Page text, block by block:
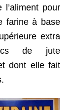
l’aliment pour
farine à base
extra
de jute
dont elle fait